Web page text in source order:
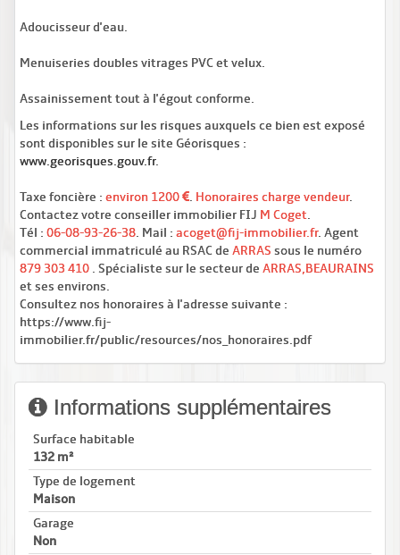
Adoucisseur d'eau.
Menuiseries doubles vitrages PVC et velux.
Assainissement tout à l'égout conforme.
Les informations sur les risques auxquels ce bien est exposé
sont disponibles sur le site Géorisques :
www.georisques.gouv.fr.
Taxe foncière : environ 1200 . Honoraires charge vendeur.
Contactez votre conseiller immobilier FIJ M Coget.
Tél : 06-08-93-26-38. Mail : acoget@fij-immobilier.fr. Agent
commercial immatriculé au RSAC de ARRAS sous le numéro
879 303 410 . Spécialiste sur le secteur de ARRAS,BEAURAINS
et ses environs.
Consultez nos honoraires à l'adresse suivante :
https://www.fij-
immobilier.fr/public/resources/nos_honoraires.pdf
Informations supplémentaires
Surface habitable
132 m²
Type de logement
Maison
Garage
Non